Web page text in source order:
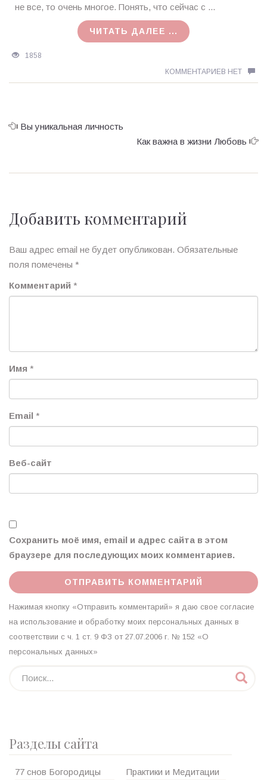
MagicTantra
не все, то очень многое. Понять, что сейчас с ...
ЧИТАТЬ ДАЛЕЕ ...
1858
КОММЕНТАРИЕВ НЕТ
Вы уникальная личность
Как важна в жизни Любовь
Добавить комментарий
Ваш адрес email не будет опубликован. Обязательные
поля помечены *
Комментарий *
Имя *
Email *
Веб-сайт
Сохранить моё имя, email и адрес сайта в этом
браузере для последующих моих комментариев.
Нажимая кнопку «Отправить комментарий» я даю свое согласие
на использование и обработку моих персональных данных в
соответствии с ч. 1 ст. 9 ФЗ от 27.07.2006 г. № 152 «О
персональных данных»
Разделы сайта
77 снов Богородицы Практики и Медитации